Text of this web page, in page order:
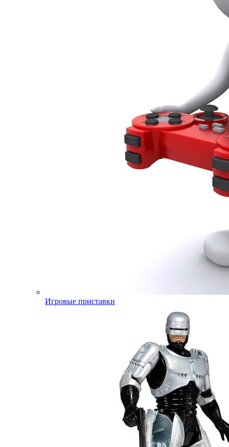
Игровые приставки